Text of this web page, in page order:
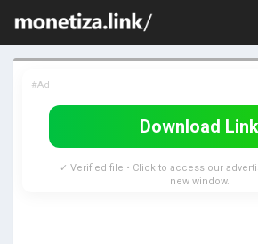
#Ad
Download Link
✓ Verified file • Click to access our
new window.